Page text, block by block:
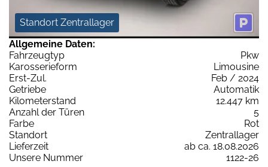
Standort Zentrallager
Allgemeine Daten:
Fahrzeugtyp
Pkw
Karosserieform
Limousine
Erst-Zul.
Feb / 2024
Getriebe
Automatik
Kilometerstand
12.447 km
Anzahl der Türen
5
Farbe
Rot
Standort
Zentrallager
Lieferzeit
ab ca. 18.08.2026
Unsere Nummer
1122-26